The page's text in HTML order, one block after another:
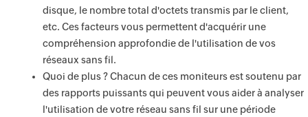
disque, le nombre total d'octets transmis par le client,
etc. Ces facteurs vous permettent d'acquérir une
compréhension approfondie de l'utilisation de vos
réseaux sans fil.
Quoi de plus ? Chacun de ces moniteurs est soutenu par
des rapports puissants qui peuvent vous aider à analyser
l'utilisation de votre réseau sans fil sur une période